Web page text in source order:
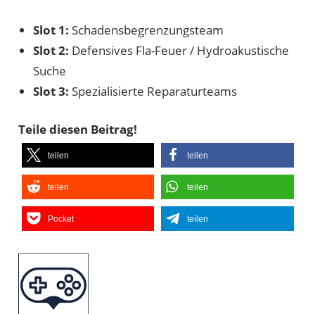
Slot 1: Schadensbegrenzungsteam
Slot 2: Defensives Fla-Feuer / Hydroakustische
Suche
Slot 3: Spezialisierte Reparaturteams
Teile diesen Beitrag!
teilen teilen
teilen teilen
Pocket teilen